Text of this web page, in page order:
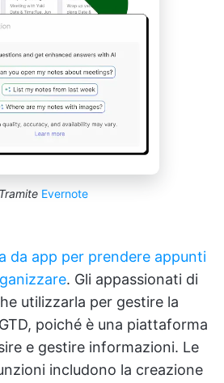
Tramite Evernote
da app per prendere appunti
. Gli appassionati di
utilizzarla per gestire la
poiché è una piattaforma
e gestire informazioni. Le
includono la creazione